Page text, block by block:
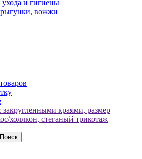
и гигиены
вожжи
закругленными краями, размер
холлкон, стеганый трикотаж